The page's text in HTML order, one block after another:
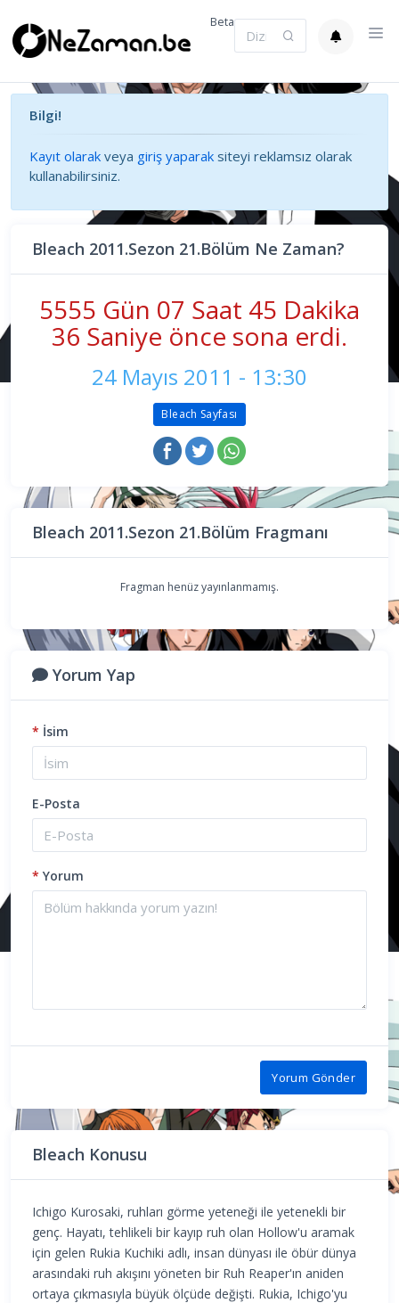
Beta
Bilgi!
Kayıt olarak veya giriş yaparak siteyi reklamsız olarak
kullanabilirsiniz.
Bleach 2011.Sezon 21.Bölüm Ne Zaman?
5555 Gün 07 Saat 45 Dakika
37 Saniye önce sona erdi.
24 Mayıs 2011 - 13:30
Bleach Sayfası
Bleach 2011.Sezon 21.Bölüm Fragmanı
Fragman henüz yayınlanmamış.
Yorum Yap
* İsim
E-Posta
* Yorum
Yorum Gönder
Bleach Konusu
Ichigo Kurosaki, ruhları görme yeteneği ile yetenekli bir
genç. Hayatı, tehlikeli bir kayıp ruh olan Hollow'u aramak
için gelen Rukia Kuchiki adlı, insan dünyası ile öbür dünya
arasındaki ruh akışını yöneten bir Ruh Reaper'ın aniden
ortaya çıkmasıyla büyük ölçüde değişti. Rukia, Ichigo'yu